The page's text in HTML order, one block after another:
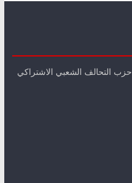
التحالف الشعبي الاشتراكي